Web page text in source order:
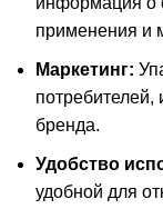
применения и
Маркетинг:
бренда.
Удобство
удобной для